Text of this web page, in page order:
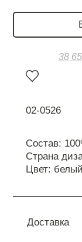
38
02-0526
Состав:
Страна
Цвет: белый
Доставка